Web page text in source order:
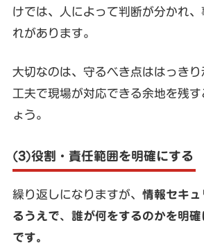
けでは、人によって判断が分かれ
れがあります。
大切なのは、守るべき点ははっき
工夫で現場が対応できる余地を残
ょう。
(3)役割・責任範囲を明確にする
繰り返しになりますが、 情報セキ
るうえで、誰が何をするのかを明
です。